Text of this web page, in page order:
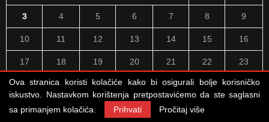
3 4 5 6 7 8 9
10 11 12 13 14 15 16
17 18 19 20 21 22 23
24 25 26 27 28 29 30
31
Ova stranica koristi kolačiće kako bi osigurali bolje korisničko
iskustvo. Nastavkom korištenja pretpostavićemo da ste saglasni
sa primanjem kolačića.
Prihvati Pročitaj više